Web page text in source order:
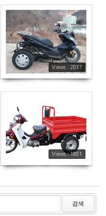
Views : 2037
2037
Views : 1801
1801
검색